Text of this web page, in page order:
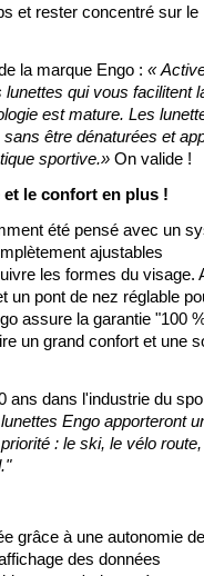
et rester concentré sur le
la marque Engo : «
lunettes qui vous facilitent
est mature. Les
être dénaturées et
sportive.» On valide !
le confort en plus !
été pensé avec un
ajustables
les formes du visage.
un pont de nez réglable
assure la garantie "100
un grand confort et une
ans dans l'industrie du
Engo apporteront
: le ski, le vélo
grâce à une autonomie
des données